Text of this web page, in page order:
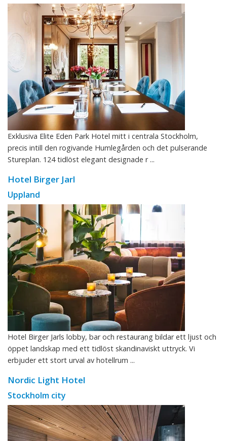
Exklusiva Elite Eden Park Hotel mitt i centrala Stockholm,
precis intill den rogivande Humlegården och det pulserande
Stureplan. 124 tidlöst elegant designade r ...
Hotel Birger Jarl
Uppland
Hotel Birger Jarls lobby, bar och restaurang bildar ett ljust och
öppet landskap med ett tidlöst skandinaviskt uttryck. Vi
erbjuder ett stort urval av hotellrum ...
Nordic Light Hotel
Stockholm city